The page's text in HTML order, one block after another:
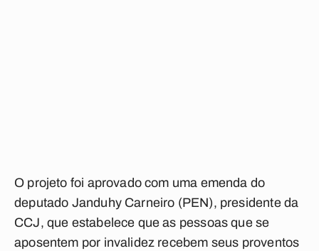
O projeto foi aprovado com uma emenda do
deputado Janduhy Carneiro (PEN), presidente da
CCJ, que estabelece que as pessoas que se
aposentem por invalidez recebem seus proventos